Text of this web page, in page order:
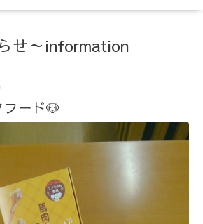
せ～information
ード🐶